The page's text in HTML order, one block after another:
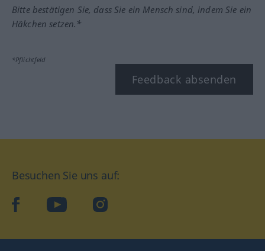
Bitte bestätigen Sie, dass Sie ein Mensch sind, indem Sie ein
Häkchen setzen.*
*Pflichtfeld
Feedback absenden
Besuchen Sie uns auf:
facebookYouTube Instagram